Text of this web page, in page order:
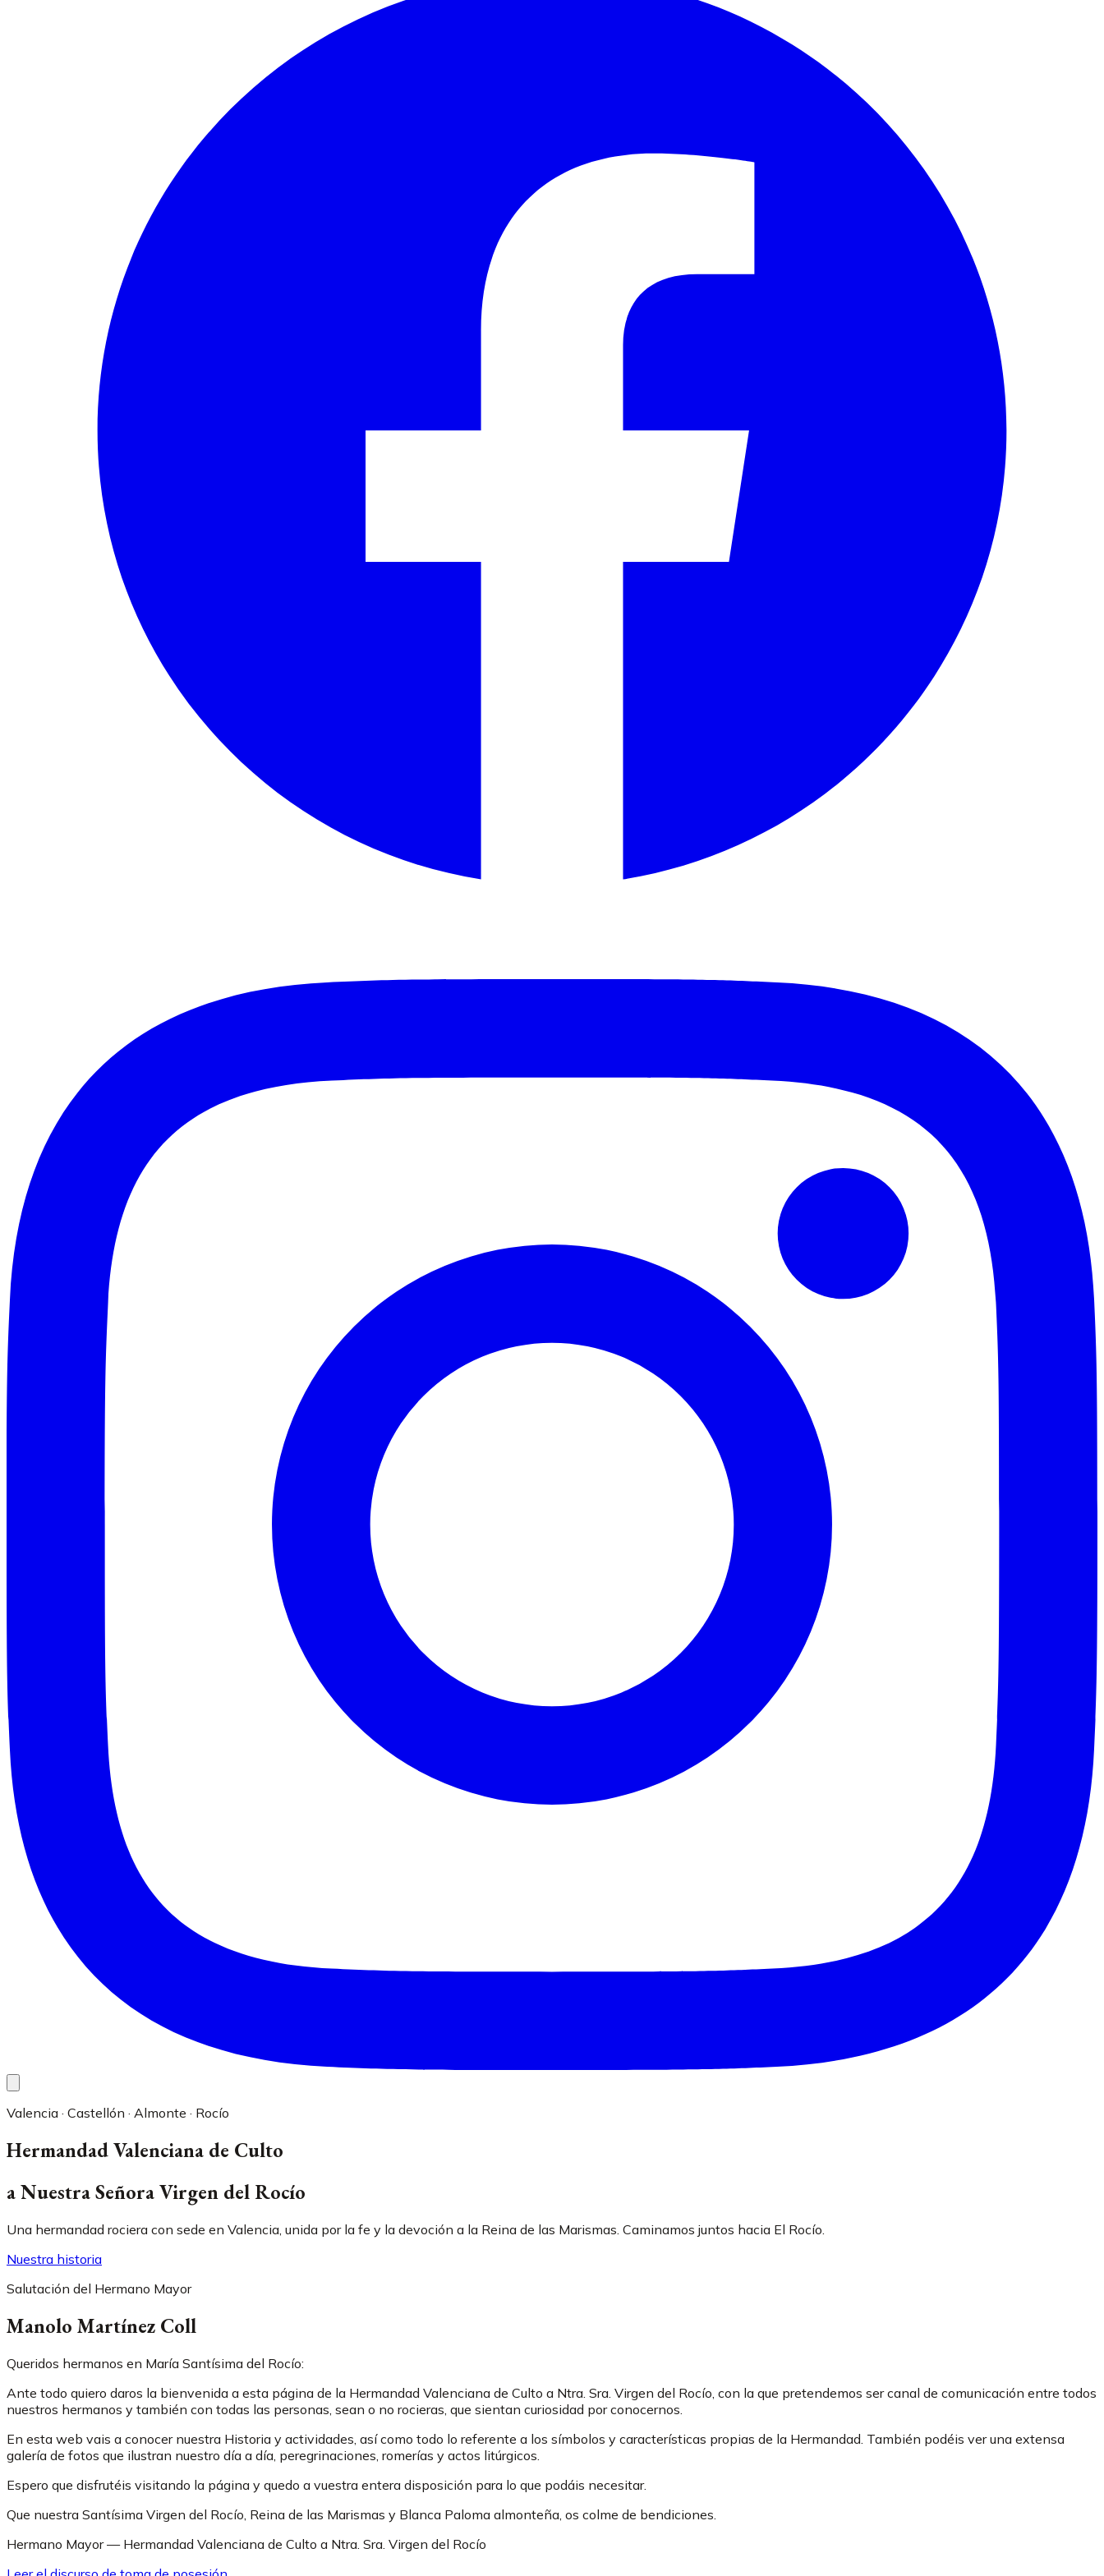
Valencia · Castellón · Almonte · Rocío
Hermandad Valenciana de Culto
a Nuestra Señora Virgen del Rocío
Una hermandad rociera con sede en Valencia, unida por la fe y la devoción a la Reina de las Marismas. Caminamos juntos hacia El Rocío.
Nuestra historia
Salutación del Hermano Mayor
Manolo Martínez Coll
Queridos hermanos en María Santísima del Rocío:
Ante todo quiero daros la bienvenida a esta página de la Hermandad Valenciana de Culto a Ntra. Sra. Virgen del Rocío, con la que pretendemos ser canal de comunicación entre todos
nuestros hermanos y también con todas las personas, sean o no rocieras, que sientan curiosidad por conocernos.
En esta web vais a conocer nuestra Historia y actividades, así como todo lo referente a los símbolos y características propias de la Hermandad. También podéis ver una extensa
galería de fotos que ilustran nuestro día a día, peregrinaciones, romerías y actos litúrgicos.
Espero que disfrutéis visitando la página y quedo a vuestra entera disposición para lo que podáis necesitar.
Que nuestra Santísima Virgen del Rocío, Reina de las Marismas y Blanca Paloma almonteña, os colme de bendiciones.
Hermano Mayor — Hermandad Valenciana de Culto a Ntra. Sra. Virgen del Rocío